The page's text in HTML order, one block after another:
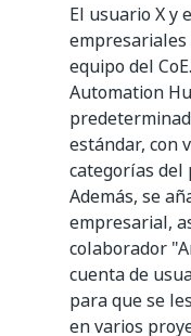
El usuario X y
equipo del
Automation
estándar, con
categorías del
Además, se
empresarial,
colaborador
cuenta de
para que se
en varios